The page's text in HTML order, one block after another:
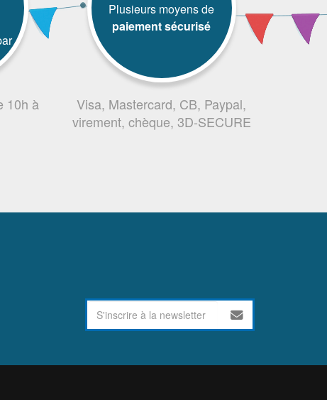
10h à
Plusieurs moyens de
paiement sécurisé
Visa, Mastercard, CB, Paypal,
virement, chèque, 3D-SECURE